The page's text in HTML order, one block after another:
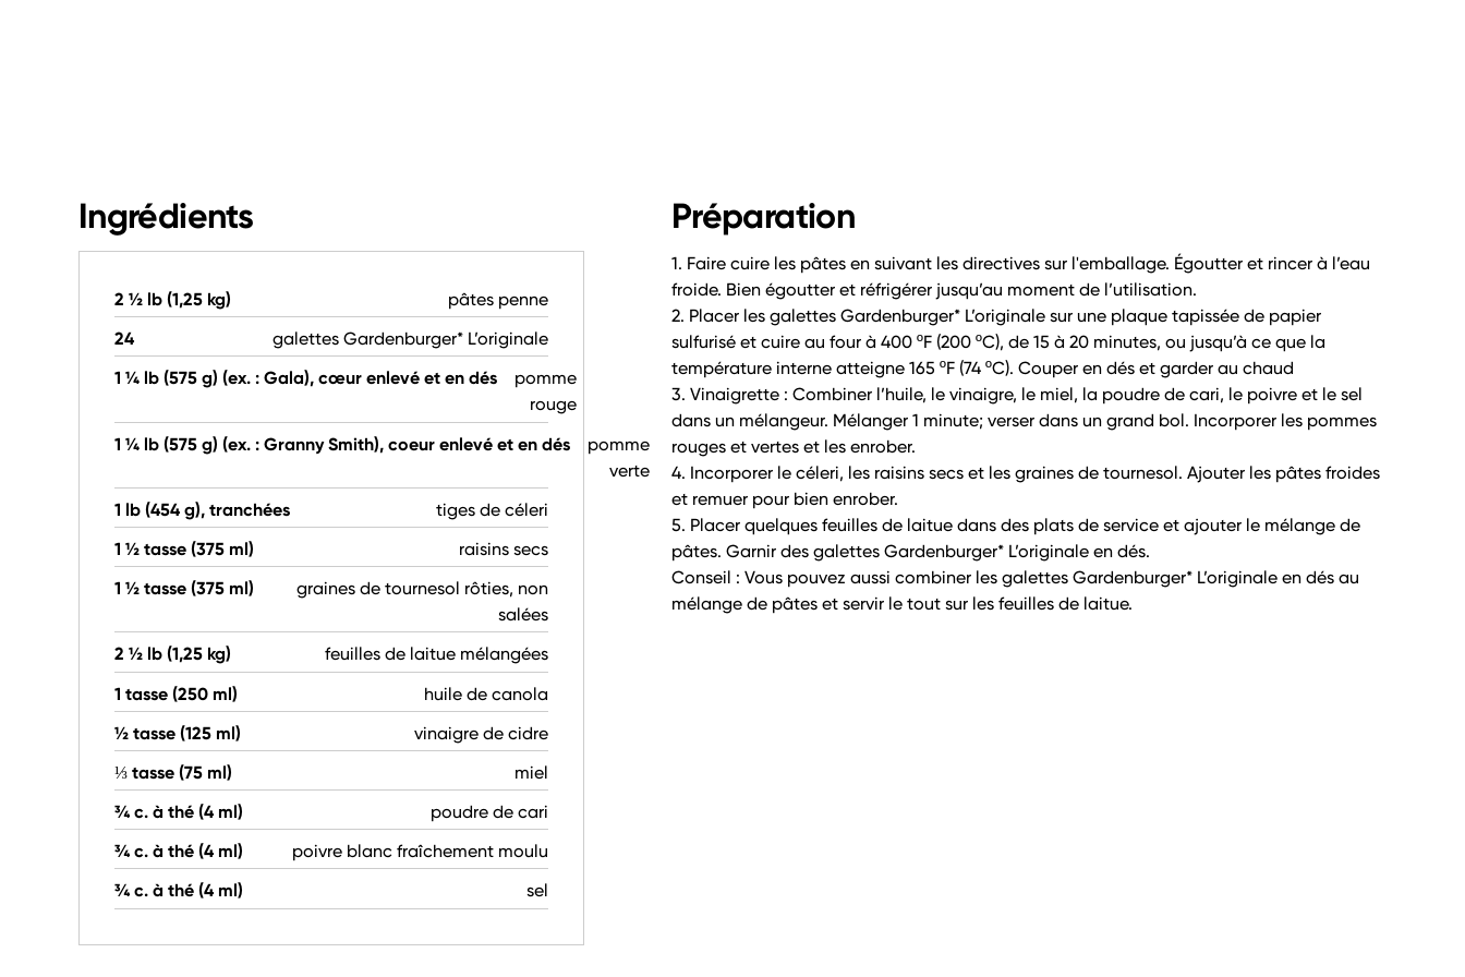
Ingrédients
2 ½ lb (1,25 kg)
pâtes penne
24
galettes Gardenburger* L’originale
1 ¼ lb (575 g) (ex. : Gala), cœur enlevé et en dés
pomme
rouge
1 ¼ lb (575 g) (ex. : Granny Smith), coeur enlevé et en dés
pomme
verte
1 lb (454 g), tranchées
tiges de céleri
1 ½ tasse (375 ml)
raisins secs
1 ½ tasse (375 ml)
graines de tournesol rôties, non
salées
2 ½ lb (1,25 kg)
feuilles de laitue mélangées
1 tasse (250 ml)
huile de canola
½ tasse (125 ml)
vinaigre de cidre
⅓ tasse (75 ml)
miel
¾ c. à thé (4 ml)
poudre de cari
¾ c. à thé (4 ml)
poivre blanc fraîchement moulu
¾ c. à thé (4 ml)
sel
Préparation
1. Faire cuire les pâtes en suivant les directives sur l'emballage. Égoutter et rincer à l’eau
froide. Bien égoutter et réfrigérer jusqu’au moment de l’utilisation.
2. Placer les galettes Gardenburger* L’originale sur une plaque tapissée de papier
sulfurisé et cuire au four à 400 ºF (200 ºC), de 15 à 20 minutes, ou jusqu’à ce que la
température interne atteigne 165 ºF (74 ºC). Couper en dés et garder au chaud
3. Vinaigrette : Combiner l’huile, le vinaigre, le miel, la poudre de cari, le poivre et le sel
dans un mélangeur. Mélanger 1 minute; verser dans un grand bol. Incorporer les pommes
rouges et vertes et les enrober.
4. Incorporer le céleri, les raisins secs et les graines de tournesol. Ajouter les pâtes froides
et remuer pour bien enrober.
5. Placer quelques feuilles de laitue dans des plats de service et ajouter le mélange de
pâtes. Garnir des galettes Gardenburger* L’originale en dés.
Conseil : Vous pouvez aussi combiner les galettes Gardenburger* L’originale en dés au
mélange de pâtes et servir le tout sur les feuilles de laitue.